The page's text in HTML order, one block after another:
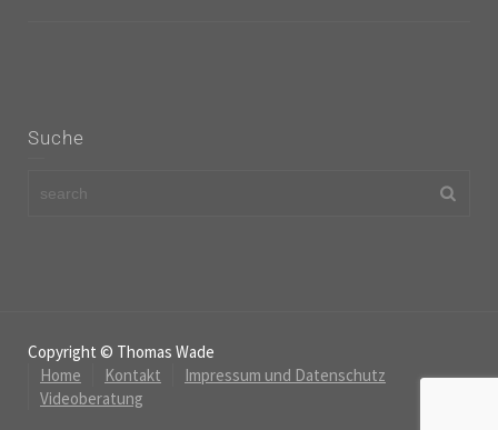
Suche
Copyright © Thomas Wade
Home
Kontakt
Impressum und Datenschutz
Videoberatung